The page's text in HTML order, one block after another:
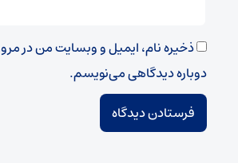
ذخیره نام، ایمیل و وبسایت من در
دوباره دیدگاهی می‌نویسم.